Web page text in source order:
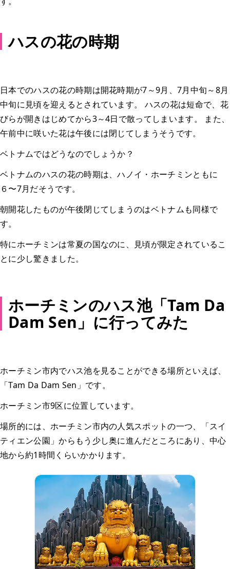
ハスの花の時期
日本でのハスの花の時期は開花時期が7～9月、7月中旬～8月
中旬に見頃を迎えるとされています。 ハスの花は短命で、花
びらが開きはじめてから3～4日で散ってしまいます。 また、
午前中に咲いた花は午後には閉じてしまうそうです。
ベトナムではどうなのでしょうか？
ベトナムのハスの花の時期は、ハノイ・ホーチミンともに
６〜7月だそうです。
朝開花したものが午後閉じてしまうのはベトナムも同様で
す。
特にホーチミンは常夏の国なのに、見頃が限定されているこ
とに少し驚きました。
ホーチミンのハス池「Tam Da
Dam Sen」に行ってみた
ホーチミン市内でハス池を見ることができる場所といえば、
「Tam Da Dam Sen」です。
ホーチミン市9区に位置しています。
場所的には、ホーチミン市内の人気スポットの一つ、「スイ
ティエン公園」からもう少し奥に進んだところにあり、中心
地から約1時間くらいかかります。